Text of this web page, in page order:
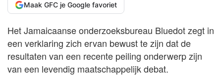
Maak GFC je Google favoriet
Het Jamaicaanse onderzoeksbureau Bluedot zegt in
een verklaring zich ervan bewust te zijn dat de
resultaten van een recente peiling onderwerp zijn
van een levendig maatschappelijk debat.